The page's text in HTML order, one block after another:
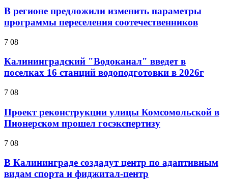
В регионе предложили изменить параметры
программы переселения соотечественников
7 08
Калининградский "Водоканал" введет в
поселках 16 станций водоподготовки в 2026г
7 08
Проект реконструкции улицы Комсомольской в
Пионерском прошел госэкспертизу
7 08
В Калининграде создадут центр по адаптивным
видам спорта и фиджитал-центр